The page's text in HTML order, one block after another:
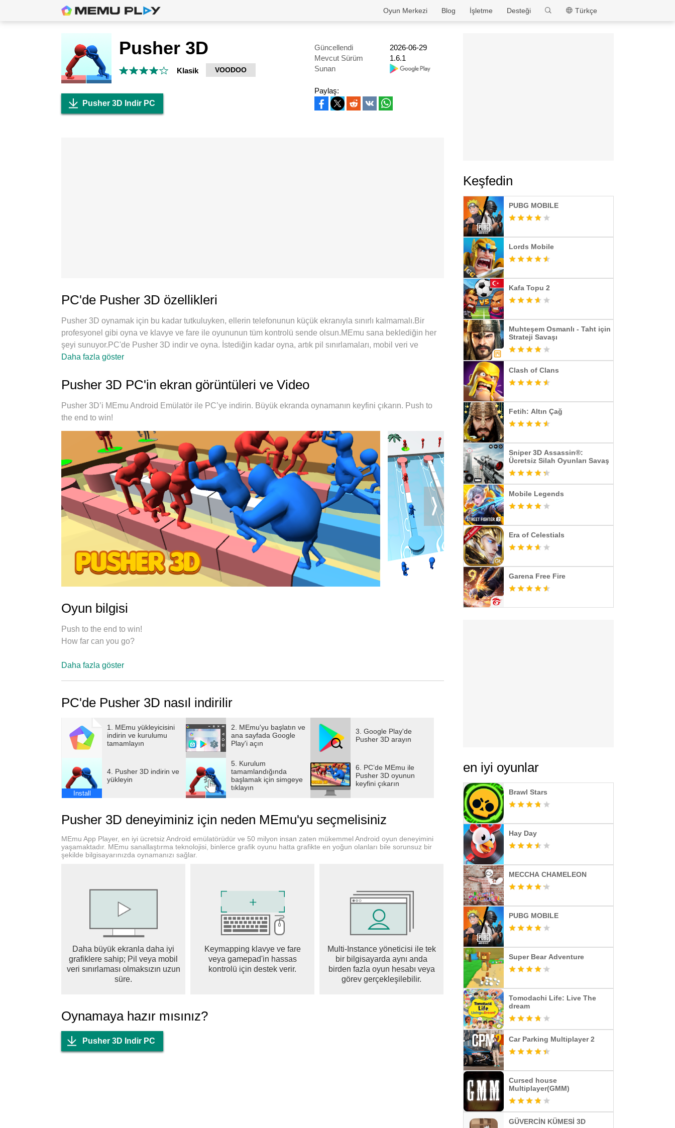
MEmu
Türkçe
Desteği
İşletme
Blog
Oyun Merkezi
Pusher 3D
Klasik VOODOO
Güncellendi
2026-06-29
Mevcut Sürüm
1.6.1
Sunan
Pusher 3D Indir PC
Paylaş:
PC'de Pusher 3D özellikleri
Pusher 3D oynamak için bu kadar tutkuluyken, ellerin telefonunun küçük ekranıyla sınırlı kalmamalı.Bir
profesyonel gibi oyna ve klavye ve fare ile oyununun tüm kontrolü sende olsun.MEmu sana beklediğin her
şeyi sunuyor.PC'de Pusher 3D indir ve oyna. İstediğin kadar oyna, artık pil sınırlamaları, mobil veri ve
rahatsız edici çağrılar yok.Yepyeni MEmu 9, PC'de Pusher 3D oynamak için en iyi seçim. Uzmanlığımızla
çoklu örnek yöneticisi, aynı cihazda 2 veya daha fazla hesap oynamayı mümkün kılıyor.Ve en önemlisi, özel
emülasyon motorumuz PC'nizin tüm potansiyelini ortaya çıkarıyor, her şeyi sorunsuz hale getiriyor.
Daha fazla göster
Pusher 3D PC'in ekran görüntüleri ve Video
Pusher 3D’i MEmu Android Emülatör ile PC’ye indirin. Büyük ekranda oynamanın keyfini çıkarın. Push to
the end to win!
Oyun bilgisi
Push to the end to win!
How far can you go?
Daha fazla göster
PC'de Pusher 3D nasıl indirilir
1. MEmu yükleyicisini
indirin ve kurulumu
tamamlayın
2. MEmu'yu başlatın ve
ana sayfada Google
Play'i açın
3. Google Play'de
Pusher 3D arayın
Install
4. Pusher 3D indirin ve
yükleyin
5. Kurulum
tamamlandığında
başlamak için simgeye
tıklayın
6. PC’de MEmu ile
Pusher 3D oyunun
keyfini çıkarın
Pusher 3D deneyiminiz için neden MEmu'yu seçmelisiniz
MEmu App Player, en iyi ücretsiz Android emülatörüdür ve 50 milyon insan zaten mükemmel Android oyun deneyimini
yaşamaktadır. MEmu sanallaştırma teknolojisi, binlerce grafik oyunu hatta grafikte en yoğun olanları bile sorunsuz bir
şekilde bilgisayarınızda oynamanızı sağlar.
Daha büyük ekranla daha iyi
grafiklere sahip; Pil veya mobil
veri sınırlaması olmaksızın uzun
süre.
Keymapping klavye ve fare
veya gamepad'in hassas
kontrolü için destek verir.
Multi-Instance yöneticisi ile tek
bir bilgisayarda aynı anda
birden fazla oyun hesabı veya
görev gerçekleşilebilir.
Oynamaya hazır mısınız?
Pusher 3D Indir PC
Keşfedin
PUBG MOBILE
Lords Mobile
Kafa Topu 2
Muhteşem Osmanlı - Taht için
Strateji Savaşı
Clash of Clans
Fetih: Altın Çağ
Sniper 3D Assassin®:
Ücretsiz Silah Oyunları Savaş
Mobile Legends
Era of Celestials
Garena Free Fire
en iyi oyunlar
Brawl Stars
Hay Day
MECCHA CHAMELEON
PUBG MOBILE
Super Bear Adventure
Tomodachi Life: Live The
dream
Car Parking Multiplayer 2
Cursed house
Multiplayer(GMM)
GÜVERCİN KÜMESİ 3D